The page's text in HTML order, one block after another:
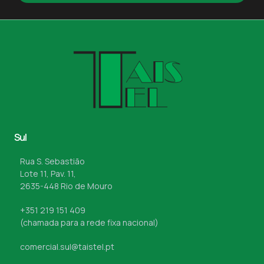
Sul
Rua S. Sebastião
Lote 11, Pav. 11,
2635-448 Rio de Mouro
+351 219 151 409
(chamada para a rede fixa nacional)
comercial.sul@taistel.pt